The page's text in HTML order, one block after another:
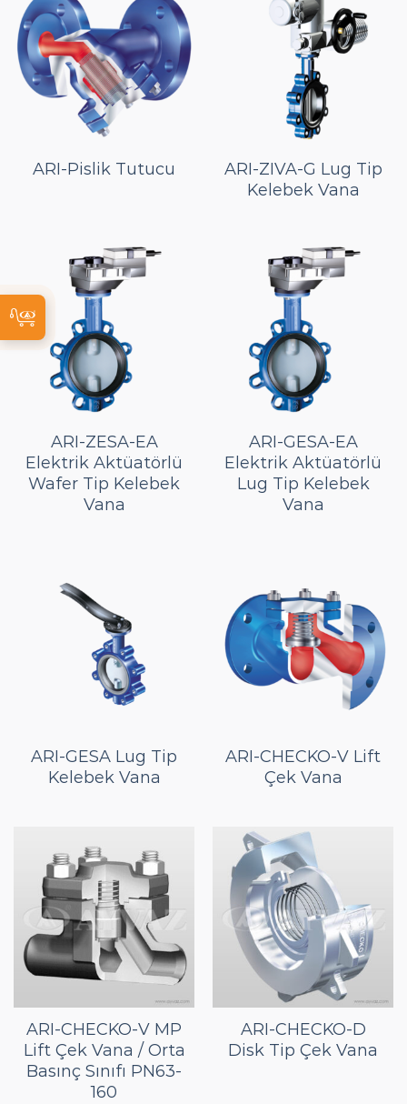
ARI-Pislik Tutucu
ARI-ZIVA-G Lug Tip
Kelebek Vana
ARI-ZESA-EA
Elektrik Aktüatörlü
Wafer Tip Kelebek
Vana
ARI-GESA-EA
Elektrik Aktüatörlü
Lug Tip Kelebek
Vana
ARI-GESA Lug Tip
Kelebek Vana
ARI-CHECKO-V Lift
Çek Vana
ARI-CHECKO-V MP
Lift Çek Vana / Orta
Basınç Sınıfı PN63-
160
ARI-CHECKO-D
Disk Tip Çek Vana